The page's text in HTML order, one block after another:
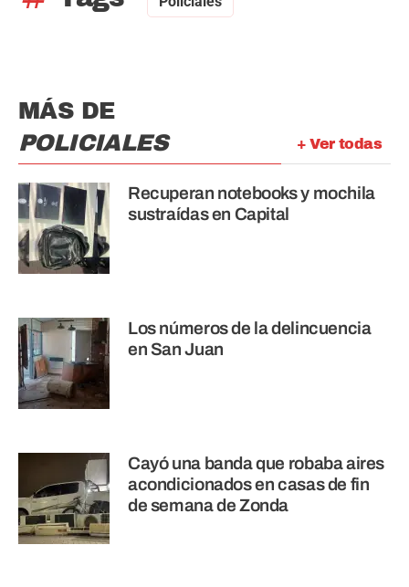
+ Ver todas
MÁS DE
POLICIALES
Recuperan notebooks y mochila
sustraídas en Capital
Los números de la delincuencia
en San Juan
Cayó una banda que robaba aires
acondicionados en casas de fin
de semana de Zonda